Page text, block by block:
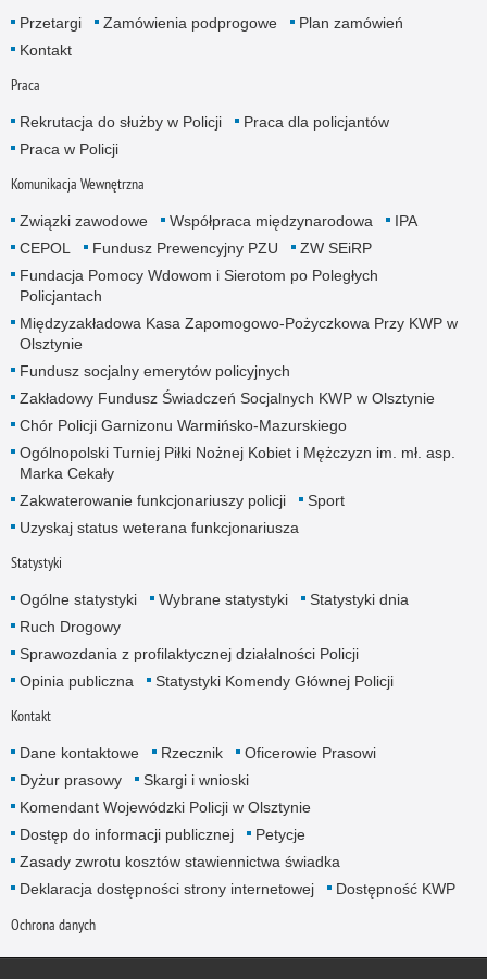
Przetargi Zamówienia podprogowe
Plan zamówień
Kontakt
Praca
Rekrutacja do służby w Policji
Praca dla policjantów
Praca w Policji
Komunikacja Wewnętrzna
Związki zawodowe Współpraca międzynarodowa
IPA
CEPOL
Fundusz Prewencyjny PZU
ZW SEiRP
Fundacja Pomocy Wdowom i Sierotom po Poległych
Policjantach
Międzyzakładowa Kasa Zapomogowo-Pożyczkowa Przy KWP w
Olsztynie
Fundusz socjalny emerytów policyjnych
Zakładowy Fundusz Świadczeń Socjalnych KWP w Olsztynie
Chór Policji Garnizonu Warmińsko-Mazurskiego
Ogólnopolski Turniej Piłki Nożnej Kobiet i Mężczyzn im. mł. asp.
Marka Cekały
Zakwaterowanie funkcjonariuszy policji
Sport
Uzyskaj status weterana funkcjonariusza
Statystyki
Ogólne statystyki Wybrane statystyki
Statystyki dnia
Ruch Drogowy
Sprawozdania z profilaktycznej działalności Policji
Opinia publiczna
Statystyki Komendy Głównej Policji
Kontakt
Dane kontaktowe Rzecznik
Oficerowie Prasowi
Dyżur prasowy
Skargi i wnioski
Komendant Wojewódzki Policji w Olsztynie
Dostęp do informacji publicznej
Petycje
Zasady zwrotu kosztów stawiennictwa świadka
Deklaracja dostępności strony internetowej
Dostępność KWP
Ochrona danych